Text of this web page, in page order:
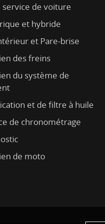
service de voiture
et hybride
et Pare-brise
des freins
du système de
et de filtre à huile
de chronométrage
de moto